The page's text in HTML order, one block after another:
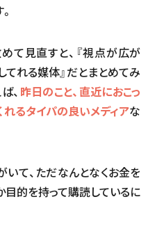
て見直すと、『視点が広が
てれる媒体』だとまとめてみ
、 昨日のこと、直近におこっ
れるタイパの良いメディアな
いて、ただなんとなくお金を
目的を持って購読しているに